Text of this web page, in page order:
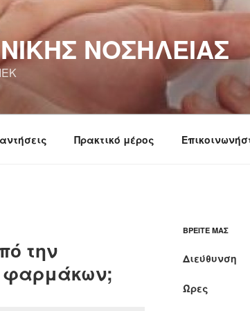
ΝΟΣΗΛΕΊΑΣ
Πρακτικό μέρος
την
φαρμάκων;
ΒΡΕΊΤΕ ΜΑΣ
Διεύθυνση
Ώρες